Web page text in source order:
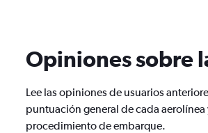
chart
has
Y
axis
displaying
Opiniones sobre
Lee las opiniones de usuarios
puntuación general de cada
procedimiento de embarque.